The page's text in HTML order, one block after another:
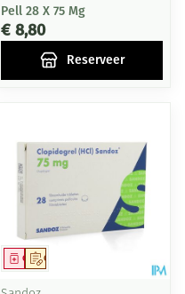
Pell 28 X 75 Mg
€ 8,80
Reserveer
Op voorschrift
Geneesmiddel